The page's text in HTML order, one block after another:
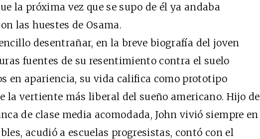
la próxima vez que se supo de él ya andaba
las huestes de Osama.
desentrañar, en la breve biografía del joven
fuentes de su resentimiento contra el suelo
en apariencia, su vida califica como prototipo
la vertiente más liberal del sueño americano. Hijo de
de clase media acomodada, John vivió siempre en
acudió a escuelas progresistas, contó con el